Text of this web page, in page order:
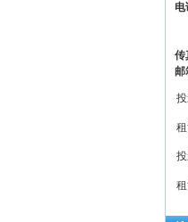
电
传
邮